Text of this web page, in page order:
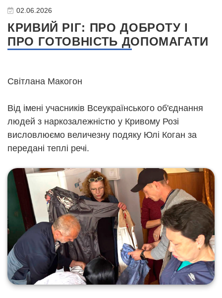
02.06.2026
КРИВИЙ РІГ: ПРО ДОБРОТУ І
ПРО ГОТОВНІСТЬ ДОПОМАГАТИ
Світлана Макогон
Від імені учасників Всеукраїнського об'єднання
людей з наркозалежністю у Кривому Розі
висловлюємо величезну подяку Юлі Коган за
передані теплі речі.